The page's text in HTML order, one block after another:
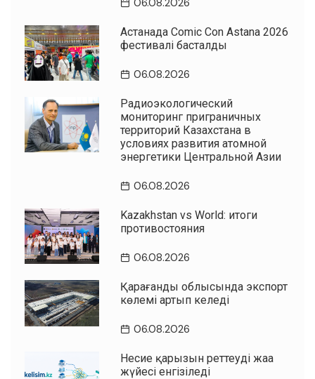
Астанада Comic Con Astana 2026
фестивалі басталды
06.08.2026
Радиоэкологический
мониторинг приграничных
территорий Казахстана в
условиях развития атомной
энергетики Центральной Азии
06.08.2026
Kazakhstan vs World: итоги
противостояния
06.08.2026
Қарағанды облысында экспорт
көлемі артып келеді
06.08.2026
Несие қарызын реттеудің жаңа
жүйесі енгізіледі